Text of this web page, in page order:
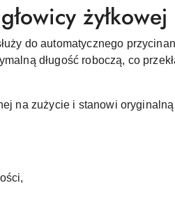
do automatycznego
długość roboczą, co
na zużycie i stanowi